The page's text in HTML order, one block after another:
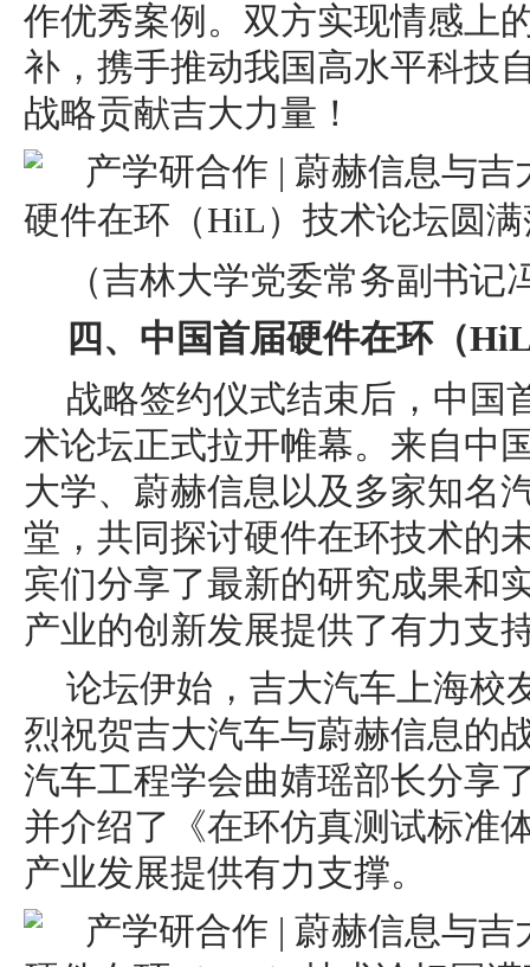
作优秀案例。双方实现情感上
补，携手推动我国高水平科技
战略贡献吉大力量！
（吉林大学党委常务副 书记
四、中国首届硬件在环（
战略签约仪式结束后，中国
术论坛正式拉开帷幕。来自中
大学、蔚赫信息以及多家知名
堂，共同探讨硬件在环技术的
宾们分享了最新的研究成果和
产业的创新发展提供了有力支
论坛伊始，吉大汽车上海校
烈祝贺吉大汽车与蔚赫信息的
汽车工程学会曲婧瑶部长分享
并介绍了《在环仿真测试标准
产业发展提供有力支撑。